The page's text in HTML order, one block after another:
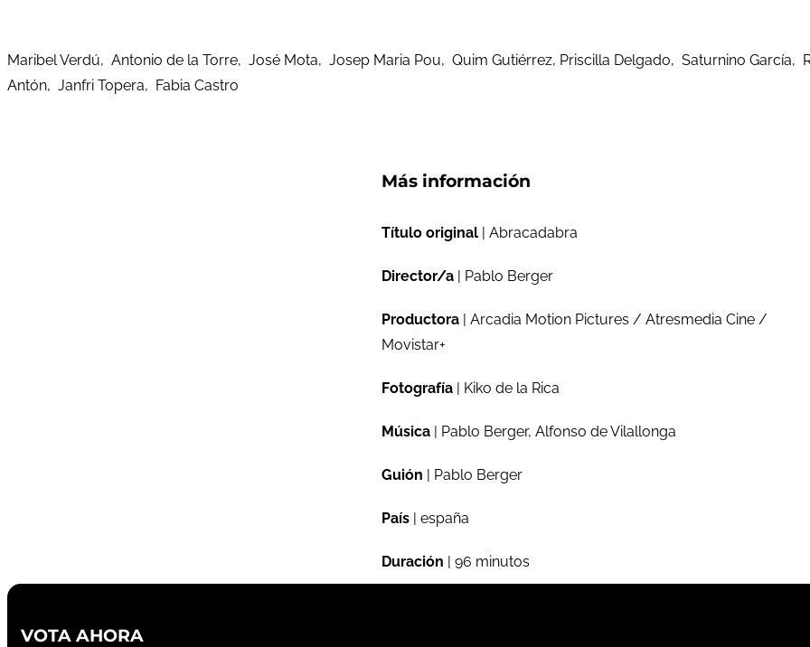
Maribel Verdú, Antonio de la Torre, José Mota, Josep Maria Pou, Quim Gutiérrez, Priscilla Delgado, Saturnino
Antón, Janfri Topera, Fabia Castro
Más información
Título original | Abracadabra
Director/a | Pablo Berger
Productora | Arcadia Motion Pictures / Atresmedia Cine /
Movistar+
Fotografía | Kiko de la Rica
Música | Pablo Berger, Alfonso de Vilallonga
Guión | Pablo Berger
País | españa
Duración | 96 minutos
VOTA AHORA